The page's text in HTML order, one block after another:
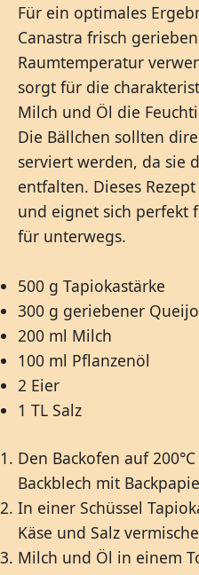
Für ein optimales
Canastra frisch
Raumtemperatur
sorgt für die
Milch und Öl die
Die Bällchen sollten
serviert werden, da sie
entfalten. Dieses
und eignet sich perfekt
für unterwegs.
500 g Tapiokastärke
300 g geriebener
200 ml Milch
100 ml Pflanzenöl
2 Eier
1 TL Salz
Den Backofen auf
Backblech mit
In einer Schüssel
Käse und Salz
Milch und Öl in einem